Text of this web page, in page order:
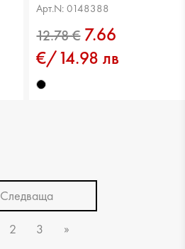
13.29 €
Арт.N: 0148388
7.66
€/14.98 лв
Следваща
2 3 »